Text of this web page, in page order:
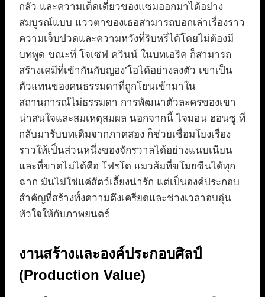
กลัว และความเด็ดเดี่ยวของแซมออกมาได้อย่าง
สมบูรณ์แบบ แววตาของเธอสามารถบอกเล่าเรื่องราว
ความเจ็บปวดและความหวังที่ริบหรี่ได้โดยไม่ต้องมี
บทพูด ขณะที่ โจเซฟ ควินน์ ในบทเอริค ก็สามารถ
สร้างเคมีที่เข้ากันกับญอง’โอได้อย่างลงตัว เขาเป็น
ตัวแทนของคนธรรมดาที่ถูกโยนเข้ามาใน
สถานการณ์ไม่ธรรมดา การพัฒนาตัวละครของเขา
น่าสนใจและสมเหตุสมผล นอกจากนี้ ไจมอน ฮอนซู ที่
กลับมารับบทเดิมจากภาคสอง ก็ช่วยเชื่อมโยงเรื่อง
ราวให้เป็นส่วนหนึ่งของจักรวาลได้อย่างแนบเนียน
และที่ขาดไม่ได้คือ โฟรโด แมวส้มที่ขโมยซีนได้ทุก
ฉาก มันไม่ใช่แค่สัตว์เลี้ยงน่ารัก แต่เป็นองค์ประกอบ
สำคัญที่สร้างทั้งความตึงเครียดและช่วงเวลาอบอุ่น
หัวใจให้กับภาพยนตร์
งานสร้างและองค์ประกอบศิลป์
(Production Value)